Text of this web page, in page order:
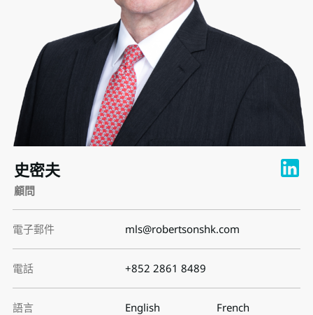
史密夫
顧問
電子郵件 mls@robertsonshk.com
電話 +852 2861 8489
語言 English French